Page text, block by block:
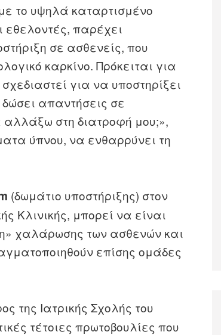
το υψηλά καταρτισμένο
εθελοντές, παρέχει
σε ασθενείς, που
καρκίνο. Πρόκειται για
για να υποστηρίξει
απαντήσεις σε
στη διατροφή μου;»,
ύπνου, να ενθαρρύνει τη
(δωμάτιο υποστήριξης) στον
Κλινικής, μπορεί να είναι
χαλάρωσης των ασθενών και
επίσης ομάδες
της Ιατρικής Σχολής του
τέτοιες πρωτοβουλίες που